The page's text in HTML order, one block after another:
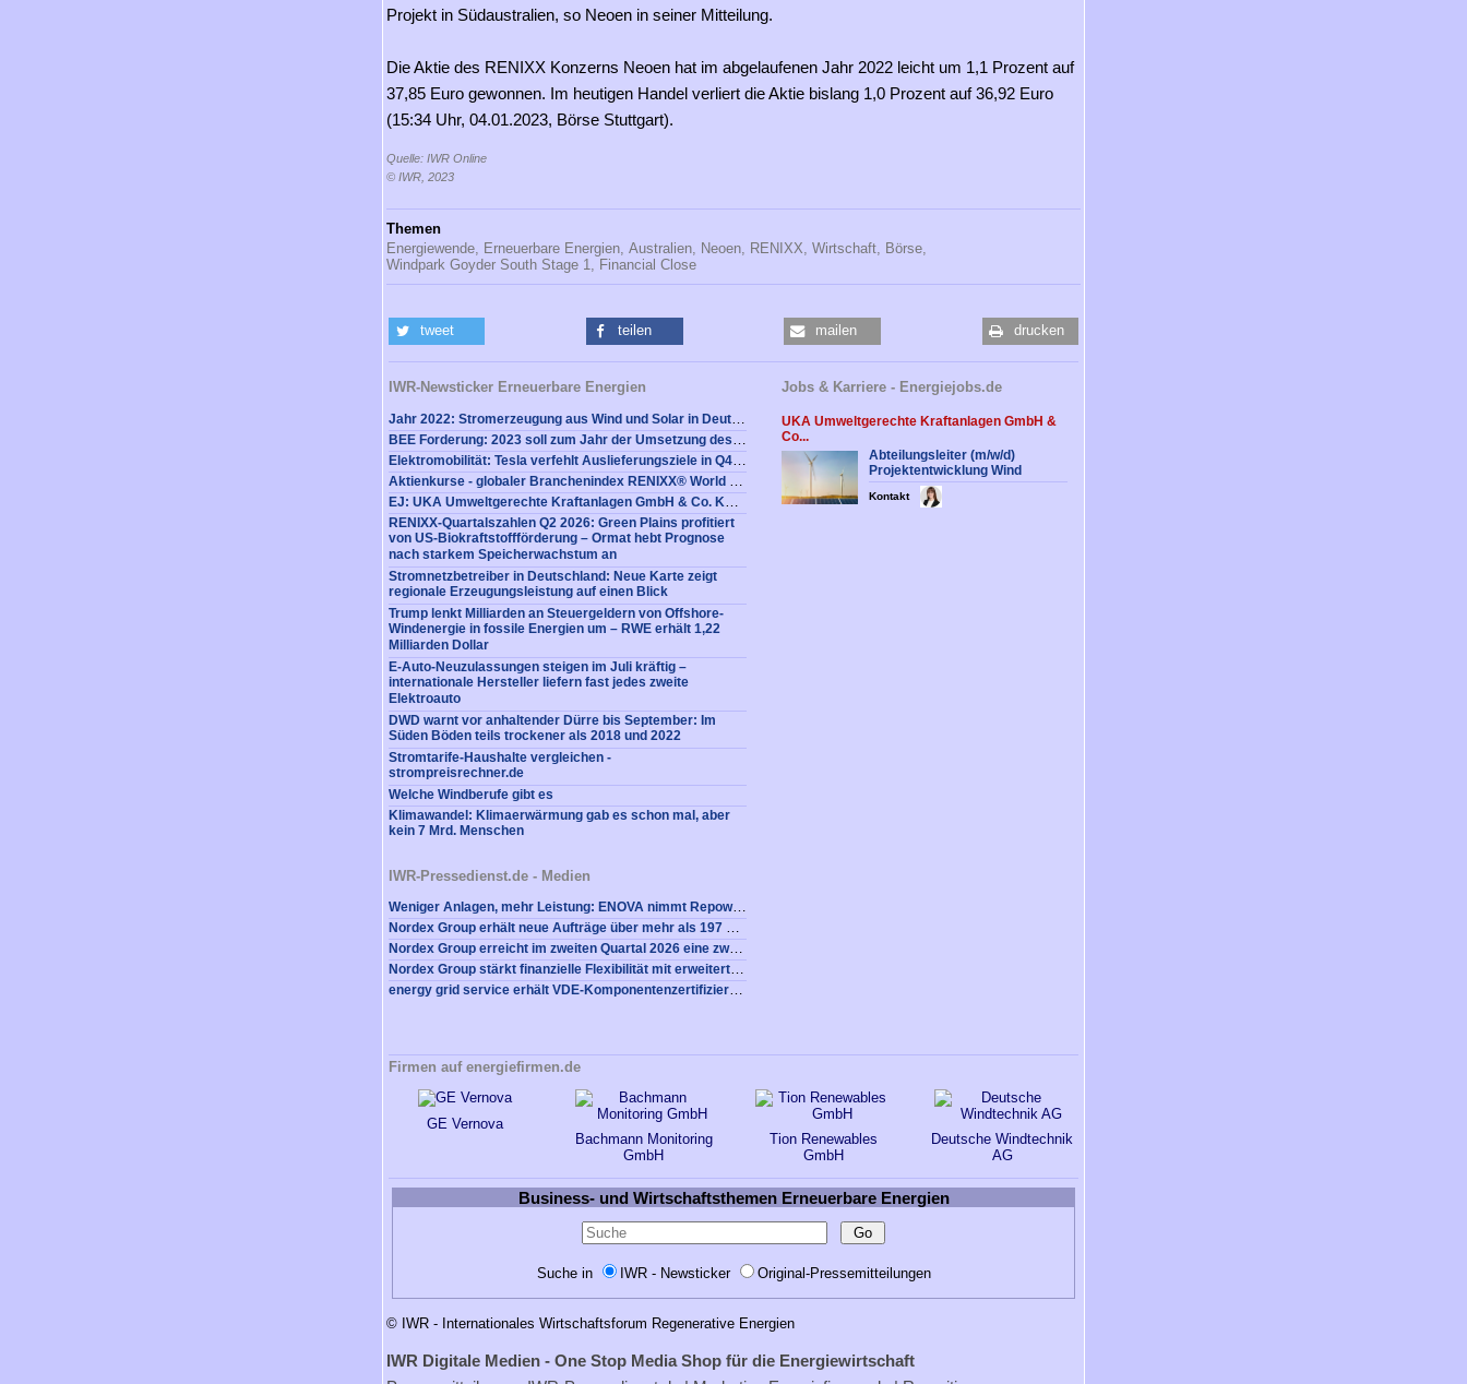
Projekt in Südaustralien, so Neoen in seiner Mitteilung.
Die Aktie des RENIXX Konzerns Neoen hat im abgelaufenen Jahr 2022 leicht um 1,1 Prozent auf
37,85 Euro gewonnen. Im heutigen Handel verliert die Aktie bislang 1,0 Prozent auf 36,92 Euro
(15:34 Uhr, 04.01.2023, Börse Stuttgart).
Quelle: IWR Online
© IWR, 2023
Themen
Energiewende, Erneuerbare Energien, Australien, Neoen, RENIXX, Wirtschaft, Börse,
Windpark Goyder South Stage 1, Financial Close
tweet teilen mailen drucken
IWR-Newsticker Erneuerbare Energien
RENIXX-Quartalszahlen Q2 2026: Green Plains profitiert
von US-Biokraftstoffförderung – Ormat hebt Prognose
nach starkem Speicherwachstum an
Stromnetzbetreiber in Deutschland: Neue Karte zeigt
regionale Erzeugungsleistung auf einen Blick
Trump lenkt Milliarden an Steuergeldern von Offshore-
Windenergie in fossile Energien um – RWE erhält 1,22
Milliarden Dollar
E-Auto-Neuzulassungen steigen im Juli kräftig –
internationale Hersteller liefern fast jedes zweite
Elektroauto
DWD warnt vor anhaltender Dürre bis September: Im
Süden Böden teils trockener als 2018 und 2022
Stromtarife-Haushalte vergleichen -
strompreisrechner.de
Welche Windberufe gibt es
Klimawandel: Klimaerwärmung gab es schon mal, aber
kein 7 Mrd. Menschen
Jobs & Karriere - Energiejobs.de
UKA Umweltgerechte Kraftanlagen GmbH &
Co...
Abteilungsleiter (m/w/d)
Projektentwicklung Wind
Kontakt
IWR-Pressedienst.de - Medien
Weniger Anlagen, mehr Leistung: ENOVA nimmt Repowering-Projekt Gehrde in Betrieb
Nordex Group erhält neue Aufträge über mehr als 197 MW von ENOVA und BMR
Nordex Group erreicht im zweiten Quartal 2026 eine zweistellige EBITDA-Marge, steigert den Auftragseingang deutlich und erzielt einen positiven Freien Cashflow
Nordex Group stärkt finanzielle Flexibilität mit erweiterter ESG-gebundener syndizierter Multiwährungs-Garantiefazilität über 2,475 Mrd. EUR
energy grid service erhält VDE-Komponentenzertifizierung für selbstentwickelten EZA-Regler
Firmen auf energiefirmen.de
GE Vernova
Bachmann Monitoring
GmbH
Tion Renewables
GmbH
Deutsche Windtechnik
AG
Business- und Wirtschaftsthemen Erneuerbare Energien
Suche in IWR - Newsticker Original-Pressemitteilungen
© IWR - Internationales Wirtschaftsforum Regenerative Energien
IWR Digitale Medien - One Stop Media Shop für die Energiewirtschaft